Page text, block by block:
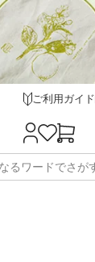
ご利用ガイド